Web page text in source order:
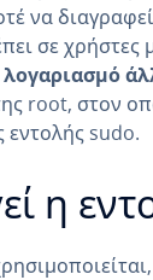
να
σε
λογαριασμό
root, στον
sudo.
η